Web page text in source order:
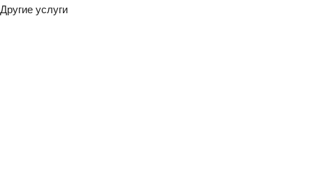
Другие услуги